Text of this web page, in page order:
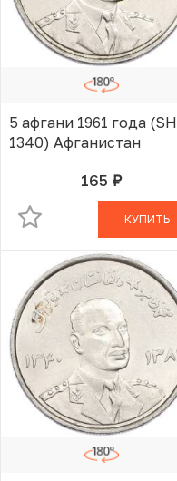
5 афгани 1961 года (SH
1340) Афганистан
165 руб.В КОРЗИНЕ
КУПИТЬ